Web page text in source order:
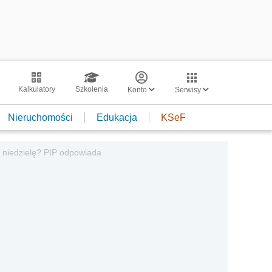
Kalkulatory Szkolenia Konto Serwisy
Nieruchomości Edukacja KSeF
PIP odpowiada